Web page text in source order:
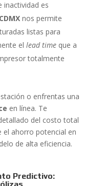
inactividad es
CDMXnos permite
listas para
el lead timeque a
totalmente
o enfrentas una
en línea. Te
del costo total
el ahorro potencial en
de alta eficiencia.
Predictivo: